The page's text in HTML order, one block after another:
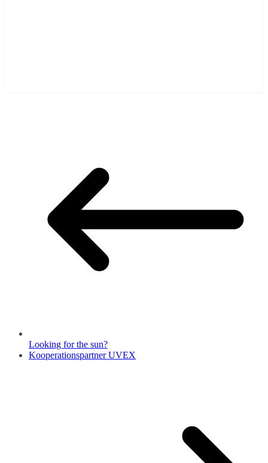
Looking for the sun?
Kooperationspartner UVEX